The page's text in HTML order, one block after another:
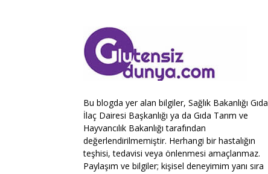
Bu blogda yer alan bilgiler, Sağlık Bakanlığı Gıda
İlaç Dairesi Başkanlığı ya da Gıda Tarım ve
Hayvancılık Bakanlığı tarafından
değerlendirilmemiştir. Herhangi bir hastalığın
teşhisi, tedavisi veya önlenmesi amaçlanmaz.
Paylaşım ve bilgiler; kişisel deneyimim yanı sıra